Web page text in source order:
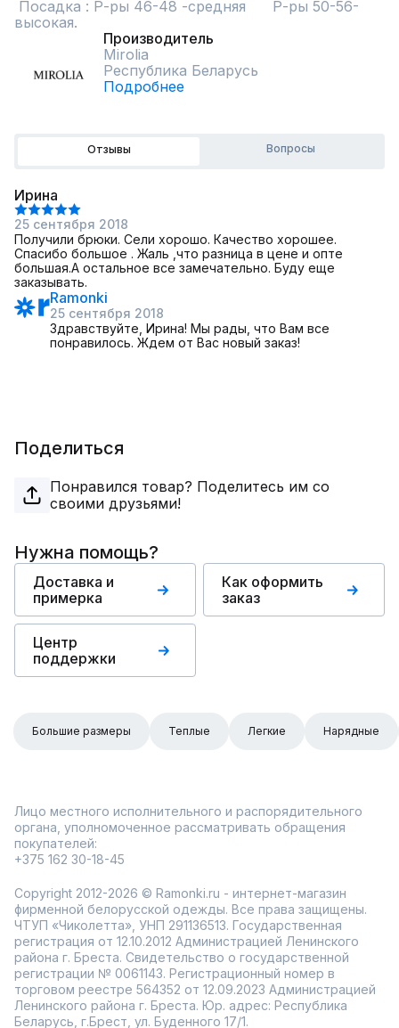
высокая.
Производитель
Mirolia
Республика Беларусь
Подробнее
Отзывы Вопросы
Ирина
25 сентября 2018
Получили брюки. Сели хорошо. Качество хорошее.
Спасибо большое . Жаль ,что разница в цене и опте
большая.А остальное все замечательно. Буду еще
заказывать.
Ramonki
25 сентября 2018
Здравствуйте, Ирина! Мы рады, что Вам все
понравилось. Ждем от Вас новый заказ!
Поделиться
Понравился товар? Поделитесь им со
своими друзьями!
Нужна помощь?
Доставка и
примерка
Как оформить
заказ
Центр
поддержки
Большие размеры Теплые Легкие Нарядные
Лицо местного исполнительного и распорядительного
органа, уполномоченное рассматривать обращения
покупателей:
+375 162 30-18-45
Copyright 2012-2026 © Ramonki.ru - интернет-магазин
фирменной белорусской одежды. Все права защищены.
ЧТУП «Чиколетта», УНП 291136513. Государственная
регистрация от 12.10.2012 Администрацией Ленинского
района г. Бреста. Свидетельство о государственной
регистрации № 0061143. Регистрационный номер в
торговом реестре 564352 от 12.09.2023 Администрацией
Ленинского района г. Бреста. Юр. адрес: Республика
Беларусь, г.Брест, ул. Буденного 17/1.